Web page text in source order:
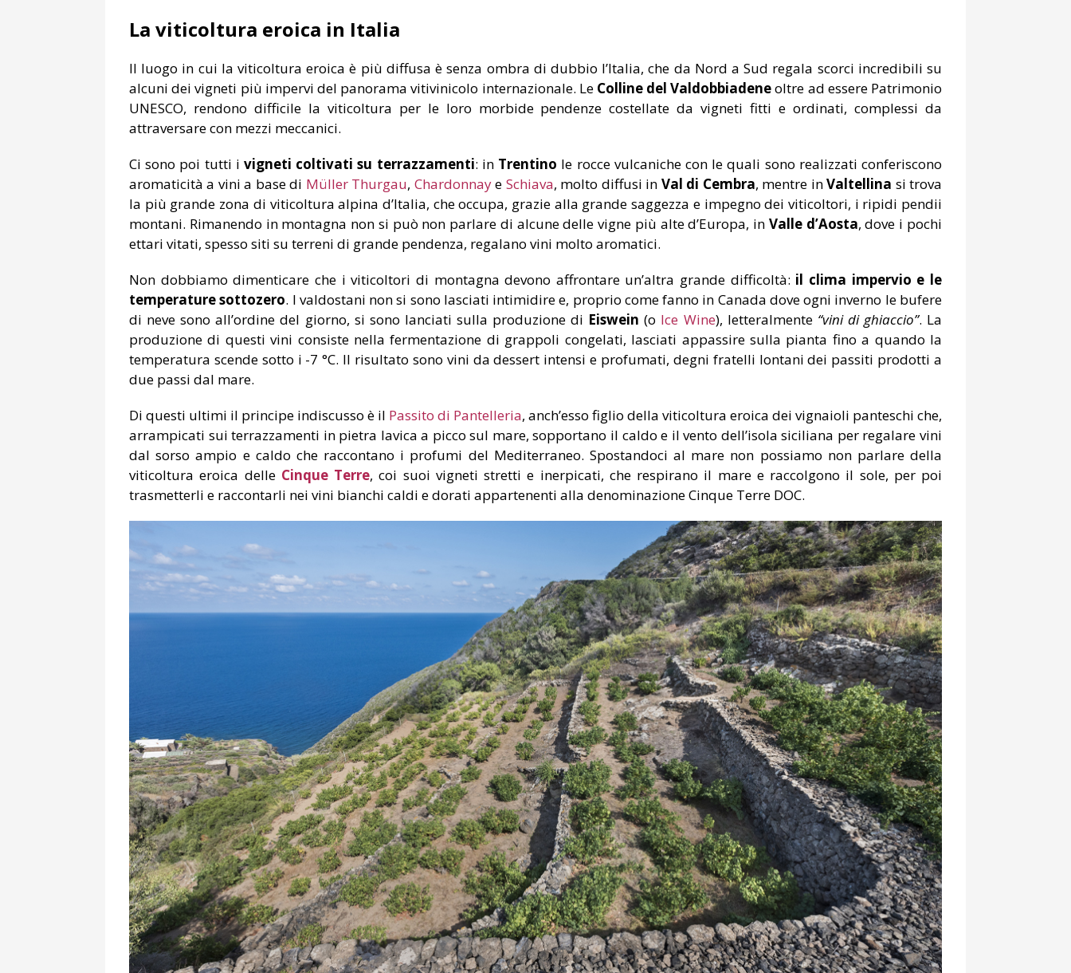
La viticoltura eroica in Italia
Il luogo in cui la viticoltura eroica è più diffusa è senza ombra di dubbio l’Italia, che da Nord a Sud regala scorci incredibili su
alcuni dei vigneti più impervi del panorama vitivinicolo internazionale. Le Colline del Valdobbiadeneoltre ad essere Patrimonio
UNESCO, rendono difficile la viticoltura per le loro morbide pendenze costellate da vigneti fitti e ordinati, complessi da
attraversare con mezzi meccanici.
Ci sono poi tutti ivigneti coltivati su terrazzamenti: in Trentino le rocce vulcaniche con le quali sono realizzati conferiscono
aromaticità a vini a base di Müller Thurgau, Chardonnaye Schiava, molto diffusi in Val di Cembra, mentre inValtellina si trova
la più grande zona di viticoltura alpina d’Italia, che occupa, grazie alla grande saggezza e impegno dei viticoltori, i ripidi pendii
montani. Rimanendo in montagna non si può non parlare di alcune delle vigne più alte d’Europa, in Valle d’Aosta, dove i pochi
ettari vitati, spesso siti su terreni di grande pendenza, regalano vini molto aromatici.
Non dobbiamo dimenticare che i viticoltori di montagna devono affrontare un’altra grande difficoltà: il clima impervio e le
temperature sottozero. I valdostani non si sono lasciati intimidire e, proprio come fanno in Canada dove ogni inverno le bufere
di neve sono all’ordine del giorno, si sono lanciati sulla produzione di Eiswein (o Ice Wine), letteralmente “vini di ghiaccio”. La
produzione di questi vini consiste nella fermentazione di grappoli congelati, lasciati appassire sulla pianta fino a quando la
temperatura scende sotto i -7 °C. Il risultato sono vini da dessert intensi e profumati, degni fratelli lontani dei passiti prodotti a
due passi dal mare.
Di questi ultimi il principe indiscusso è il Passito di Pantelleria, anch’esso figlio della viticoltura eroica dei vignaioli panteschi che,
arrampicati sui terrazzamenti in pietra lavica a picco sul mare, sopportano il caldo e il vento dell’isola siciliana per regalare vini
dal sorso ampio e caldo che raccontano i profumi del Mediterraneo. Spostandoci al mare non possiamo non parlare della
viticoltura eroica delle Cinque Terre, coi suoi vigneti stretti e inerpicati, che respirano il mare e raccolgono il sole, per poi
trasmetterli e raccontarli nei vini bianchi caldi e dorati appartenenti alla denominazione Cinque Terre DOC.